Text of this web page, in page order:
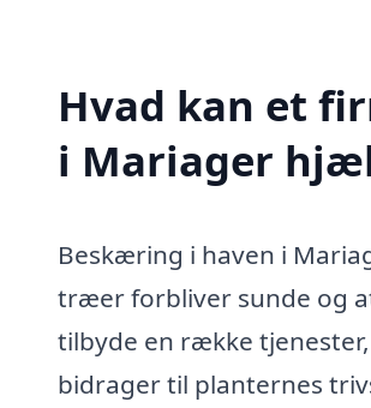
Hvad kan et
i Mariager
Beskæring i haven i
træer forbliver sunde og
tilbyde en række
bidrager til planternes